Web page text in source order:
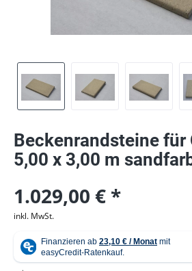
Beckenrandsteine für
5,00 x 3,00 m
1.029,00 € *
inkl. MwSt.